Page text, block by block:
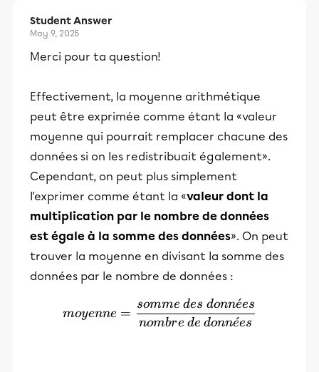
Student Answer
May 9, 2025
Merci pour ta question!
Effectivement, la moyenne arithmétique
peut être exprimée comme étant la «valeur
moyenne qui pourrait remplacer chacune des
données si on les redistribuait également».
Cependant, on peut plus simplement
l'exprimer comme étant la «valeur dont la
multiplication par le nombre de données
est égale à la somme des données». On peut
trouver la moyenne en divisant la somme des
données par le nombre de données :
moyenne =
nombre de donne
ˊes
somme des donne
ˊes